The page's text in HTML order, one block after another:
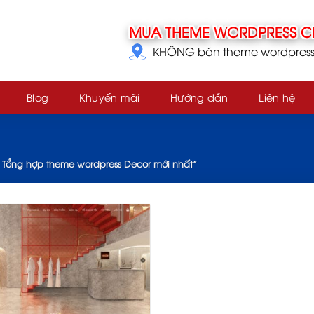
KHÔNG bán theme
Blog Khuyến mãi Hướng dẫn Liên hệ
hợp theme wordpress Decor mới nhất”